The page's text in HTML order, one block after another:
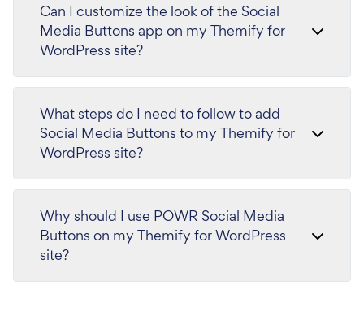
Can I customize the look of the Social
Media Buttons app on my Themify for
WordPress site?
What steps do I need to follow to add
Social Media Buttons to my Themify for
WordPress site?
Why should I use POWR Social Media
Buttons on my Themify for WordPress
site?